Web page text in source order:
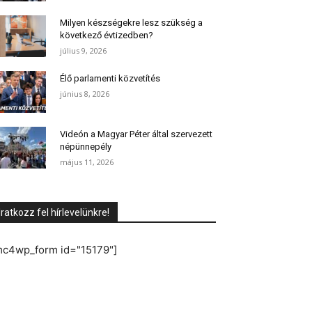
Milyen készségekre lesz szükség a
következő évtizedben?
július 9, 2026
Élő parlamenti közvetítés
június 8, 2026
Videón a Magyar Péter által szervezett
népünnepély
május 11, 2026
fel hírlevelünkre!
id="15179"]